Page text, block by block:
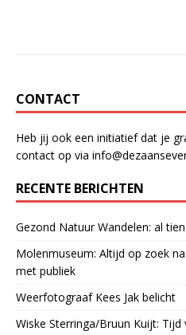
CONTACT
Heb jij ook een initiatief dat je
contact op via
RECENTE BERICHTEN
Gezond Natuur Wandelen: al
Molenmuseum: Altijd op zoek
met publiek
Weerfotograaf Kees Jak belicht
Wiske Sterringa/Bruun Kuijt: Tijd